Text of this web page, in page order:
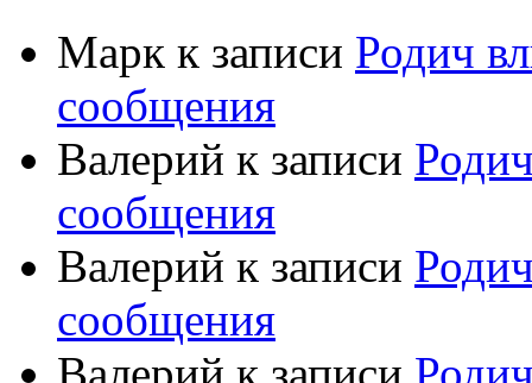
Марк к записи Родич
сообщения
Валерий к записи
сообщения
Валерий к записи
сообщения